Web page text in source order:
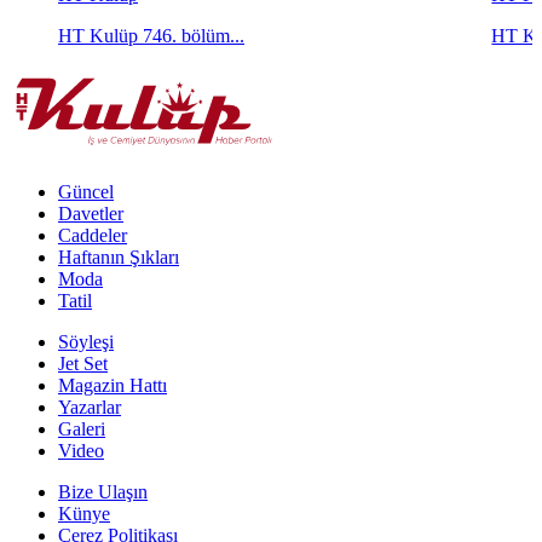
HT Kulüp 746. bölüm...
HT
Güncel
Davetler
Caddeler
Haftanın Şıkları
Moda
Tatil
Söyleşi
Jet Set
Magazin Hattı
Yazarlar
Galeri
Video
Bize Ulaşın
Künye
Çerez Politikası